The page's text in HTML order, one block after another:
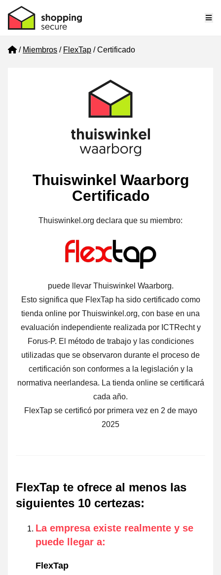
Home
Miembros FlexTap Certificado
Thuiswinkel Waarborg
Certificado
Thuiswinkel.org declara que su miembro:
puede llevar Thuiswinkel Waarborg.
Esto significa que FlexTap ha sido certificado como
tienda online por Thuiswinkel.org, con base en una
evaluación independiente realizada por ICTRecht y
Forus-P. El método de trabajo y las condiciones
utilizadas que se observaron durante el proceso de
certificación son conformes a la legislación y la
normativa neerlandesa. La tienda online se certificará
cada año.
FlexTap se certificó por primera vez en 2 de mayo
2025
FlexTap te ofrece al menos las
siguientes 10 certezas:
La empresa existe realmente y se
puede llegar a:
FlexTap